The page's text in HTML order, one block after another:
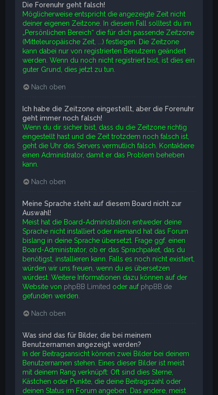
Die Forenuhr geht falsch!
Möglicherweise entspricht die angezeigte Zeit nicht
deiner eigenen Zeitzone. In diesem Fall solltest du im
„Persönlichen Bereich“ die für dich passende Zeitzone
(Mitteleuropäische Zeit, ...) festlegen. Die Zeitzone
kann dabei nur von registrierten Benutzern geändert
werden. Wenn du noch nicht registriert bist, ist dies ein
guter Grund, dies jetzt zu tun.
Nach oben
Ich habe die Zeitzone eingestellt, aber die Forenuhr
geht immer noch falsch!
Wenn du dir sicher bist, dass du die Zeitzone richtig
eingestellt hast und die Zeit trotzdem noch falsch ist,
geht die Uhr des Servers vermutlich falsch. Kontaktiere
einen Administrator, damit er das Problem beheben
kann.
Nach oben
Meine Sprache steht auf diesem Board nicht zur
Auswahl!
Meist hat die Board-Administration entweder deine
Sprache nicht installiert oder niemand hat das Forum
bislang in deine Sprache übersetzt. Frage ggf. einen
Board-Administrator, ob er das Sprachpaket, das du
benötigst, installieren kann. Falls es noch nicht existiert,
würden wir uns freuen, wenn du es übersetzen
würdest. Weitere Informationen dazu können auf der
Website von phpBB Limited oder auf phpBB.de
gefunden werden.
Nach oben
Was sind das für Bilder, die bei meinem
Benutzernamen angezeigt werden?
In der Beitragsansicht können zwei Bilder bei deinem
Benutzernamen stehen. Eines dieser Bilder ist meist
mit deinem Rang verknüpft: Oft sind dies Sterne,
Kästchen oder Punkte, die deine Beitragszahl oder
deinen Status im Forum angeben. Das andere, meist